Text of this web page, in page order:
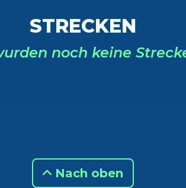
STRECKEN
noch keine
Nach oben